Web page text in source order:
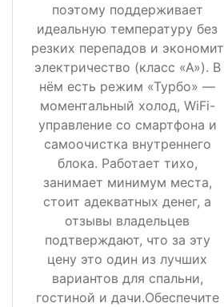
поэтому поддерживает
идеальную температуру без
резких перепадов и экономит
электричество (класс «А»). В
нём есть режим «Турбо» —
моментальный холод, WiFi-
управление со смартфона и
самоочистка внутреннего
блока. Работает тихо,
занимает минимум места,
стоит адекватных денег, а
отзывы владельцев
подтверждают, что за эту
цену это один из лучших
вариантов для спальни,
гостиной и дачи.Обеспечите